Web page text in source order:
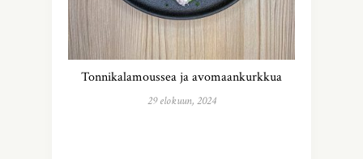
Tonnikalamoussea ja avomaankurkkua
29 elokuun, 2024